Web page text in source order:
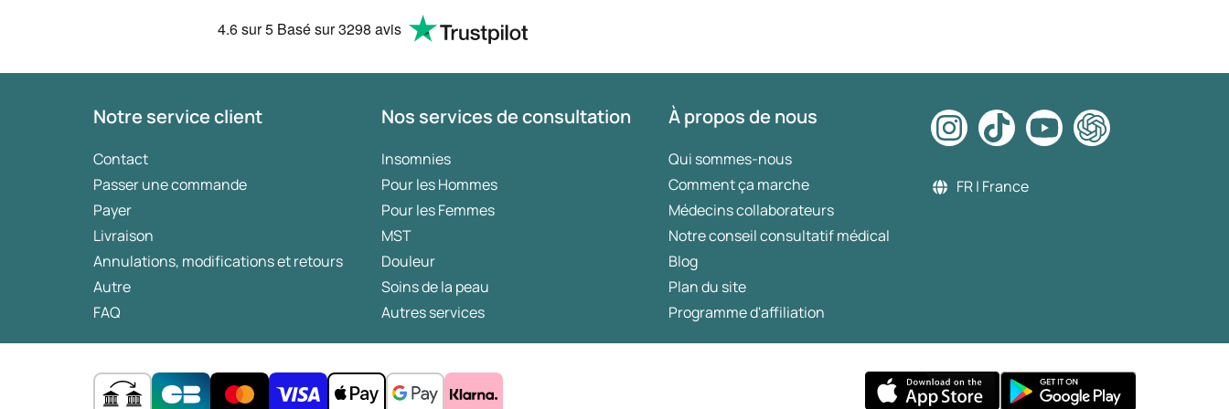
4.6sur 5 Basé sur3298 avis
Notre service client
Contact
Passer une commande
Payer
Livraison
Annulations, modifications et retours
Autre
FAQ
Nos services de consultation
Insomnies
Pour les Hommes
Pour les Femmes
MST
Douleur
Soins de la peau
Autres services
À propos de nous
Qui sommes-nous
Comment ça marche
Médecins collaborateurs
Notre conseil consultatif médical
Blog
Plan du site
Programme d'affiliation
FR | France